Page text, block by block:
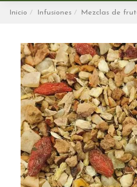
Inicio Infusiones Mezclas de